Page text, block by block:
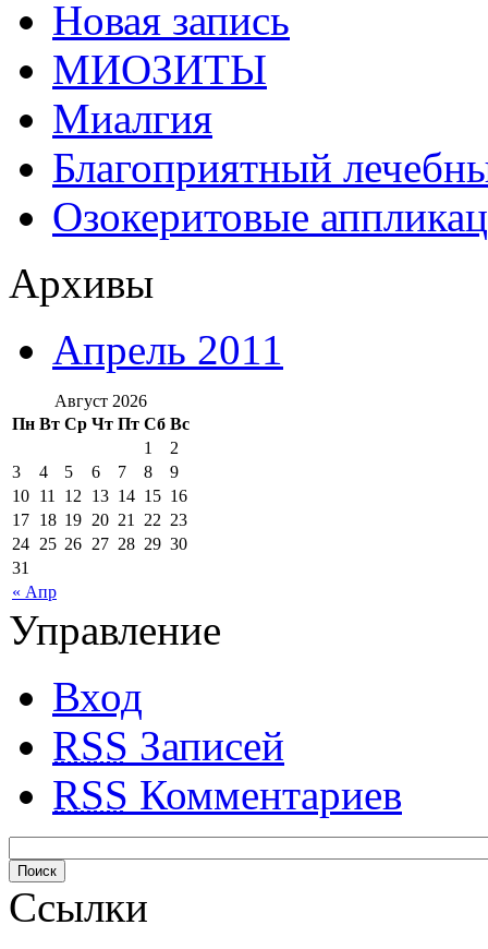
Новая запись
МИОЗИТЫ
Миалгия
Благоприятный
Озокеритовые
Архивы
Апрель 2011
Август 2026
Пн Вт Ср Чт Пт Сб Вс
« Апр
1
2
3
4 5 6 7 8
9
10 11 12 13 14 15 16
17 18 19 20 21 22 23
24 25 26 27 28 29 30
31
Управление
Вход
RSS Записей
RSS Комментариев
Ссылки